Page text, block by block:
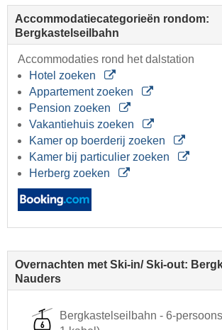
Accommodatiecategorieën rondom:
Bergkastelseilbahn
Accommodaties rond het dalstation
Hotel zoeken
Appartement zoeken
Pension zoeken
Vakantiehuis zoeken
Kamer op boerderij zoeken
Kamer bij particulier zoeken
Herberg zoeken
Overnachten met Ski-in/ Ski-out:
Nauders
Bergkastelseilbahn - 6-